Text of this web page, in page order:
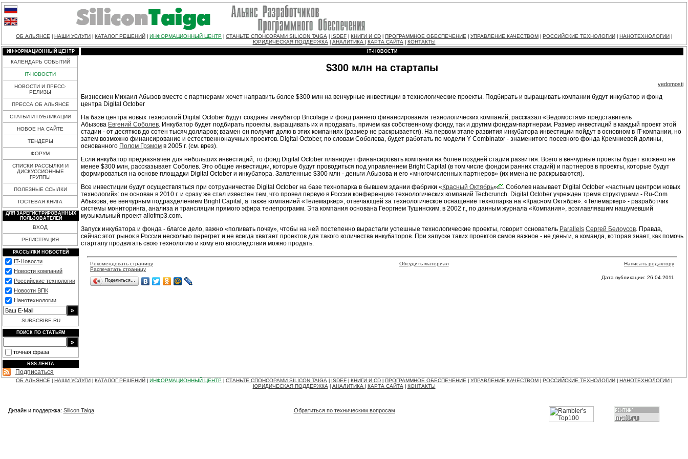
ОБ АЛЬЯНСЕ НАШИ УСЛУГИ КАТАЛОГ РЕШЕНИЙ ИНФОРМАЦИОННЫЙ ЦЕНТР СТАНЬТЕ СПОНСОРАМИ SILICON TAIGA ISDEF КНИГИ И CD ПРОГРАММНОЕ ОБЕСПЕЧЕНИЕ УПРАВЛЕНИЕ КАЧЕСТВОМ РОССИЙСКИЕ ТЕХНОЛОГИИ НАНОТЕХНОЛОГИИ
ЮРИДИЧЕСКАЯ ПОДДЕРЖКА| АНАЛИТИКА КАРТА САЙТА| КОНТАКТЫ
ИНФОРМАЦИОННЫЙ ЦЕНТР
КАЛЕНДАРЬ СОБЫТИЙ
IT-НОВОСТИ
НОВОСТИ И ПРЕСС-
РЕЛИЗЫ
ПРЕССА ОБ АЛЬЯНСЕ
СТАТЬИ И ПУБЛИКАЦИИ
НОВОЕ НА САЙТЕ
ТЕНДЕРЫ
ФОРУМ
СПИСКИ РАССЫЛКИ И
ДИСКУССИОННЫЕ
ГРУППЫ
ПОЛЕЗНЫЕ ССЫЛКИ
ГОСТЕВАЯ КНИГА
ДЛЯ ЗАРЕГИСТРИРОВАННЫХ
ПОЛЬЗОВАТЕЛЕЙ
ВХОД
РЕГИСТРАЦИЯ
РАССЫЛКИ НОВОСТЕЙ
IT-Новости
Новости компаний
Российские технологии
Новости ВПК
Нанотехнологии
SUBSCRIBE.RU
ПОИСК ПО СТАТЬЯМ
точная фраза
RSS-ЛЕНТА
Подписаться
IT-НОВОСТИ
$300 млн на стартапы
vedomosti
Бизнесмен Михаил Абызов вместе с партнерами хочет направить более $300 млн на венчурные инвестиции в технологические проекты. Подбирать и выращивать компании будут инкубатор и фонд
центра Digital October
На базе центра новых технологий Digital October будут созданы инкубатор Bricolage и фонд раннего финансирования технологических компаний, рассказал «Ведомостям» представитель
Абызова Евгений Соболев . Инкубатор будет подбирать проекты, выращивать их и продавать, причем как собственному фонду, так и другим фондам-партнерам. Размер инвестиций в каждый проект этой
стадии - от десятков до сотен тысяч долларов; взамен он получит долю в этих компаниях (размер не раскрывается). На первом этапе развития инкубатора инвестиции пойдут в основном в IT-компании, но
затем возможно финансирование и естественнонаучных проектов. Digital October, по словам Соболева, будет работать по модели Y Combinator - знаменитого посевного фонда Кремниевой долины,
основанного Полом Грэмом в 2005 г. (см. врез).
Если инкубатор предназначен для небольших инвестиций, то фонд Digital October планирует финансировать компании на более поздней стадии развития. Всего в венчурные проекты будет вложено не
менее $300 млн, рассказывает Соболев. Это общие инвестиции, которые будут проводиться под управлением Bright Capital (в том числе фондом ранних стадий) и партнеров в проекты, которые будут
формироваться на основе площадки Digital October и инкубатора. Заявленные $300 млн - деньги Абызова и его «многочисленных партнеров» (их имена не раскрываются).
Все инвестиции будут осуществляться при сотрудничестве Digital October на базе технопарка в бывшем здании фабрики «Красный Октябрь»
. Соболев называет Digital October «частным центром новых
технологий»: он основан в 2010 г. и сразу же стал известен тем, что провел первую в России конференцию технологических компаний Techcrunch. Digital October учрежден тремя структурами - Ru-Com
Абызова, ее венчурным подразделением Bright Capital, а также компанией «Телемаркер», отвечающей за технологическое оснащение технопарка на «Красном Октябре». «Телемаркер» - разработчик
системы мониторинга, анализа и трансляции прямого эфира телепрограмм. Эта компания основана Георгием Тушинским, в 2002 г., по данным журнала «Компания», возглавлявшим нашумевший
музыкальный проект allofmp3.com.
Запуск инкубатора и фонда - благое дело, важно «поливать почву», чтобы на ней постепенно вырастали успешные технологические проекты, говорит основатель Parallels Сергей Белоусов . Правда,
сейчас этот рынок в России несколько перегрет и не всегда хватает проектов для такого количества инкубаторов. При запуске таких проектов самое важное - не деньги, а команда, которая знает, как помочь
стартапу продвигать свою технологию и кому его впоследствии можно продать.
Рекомендовать страницу Обсудить материал
Написать редактору
Распечатать страницу
Поделиться… Дата публикации: 26.04.2011
ОБ АЛЬЯНСЕ НАШИ УСЛУГИ КАТАЛОГ РЕШЕНИЙ ИНФОРМАЦИОННЫЙ ЦЕНТР СТАНЬТЕ СПОНСОРАМИ SILICON TAIGA ISDEF КНИГИ И CD ПРОГРАММНОЕ ОБЕСПЕЧЕНИЕ УПРАВЛЕНИЕ КАЧЕСТВОМ РОССИЙСКИЕ ТЕХНОЛОГИИ НАНОТЕХНОЛОГИИ
ЮРИДИЧЕСКАЯ ПОДДЕРЖКА| АНАЛИТИКА КАРТА САЙТА| КОНТАКТЫ
Дизайн и поддержка: Silicon Taiga Обратиться по техническим вопросам